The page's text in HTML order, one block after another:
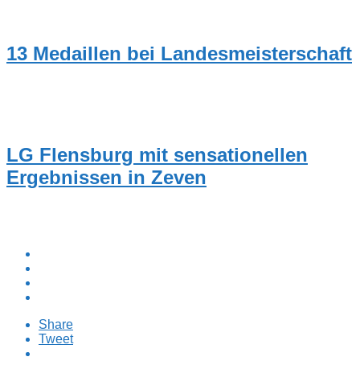
13 Medaillen bei Landesmeisterschaft
LG Flensburg mit sensationellen
Ergebnissen in Zeven
Share
Tweet